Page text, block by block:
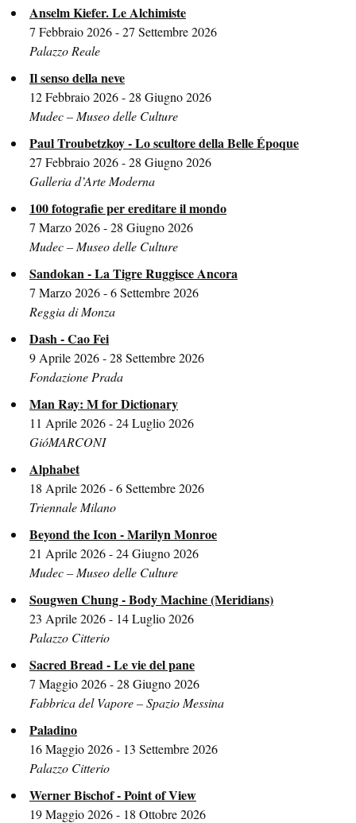
Anselm Kiefer. Le Alchimiste
7 Febbraio 2026 - 27 Settembre 2026
Palazzo Reale
Il senso della neve
12 Febbraio 2026 - 28 Giugno 2026
Mudec – Museo delle Culture
Paul Troubetzkoy - Lo scultore della Belle Époque
27 Febbraio 2026 - 28 Giugno 2026
Galleria d’Arte Moderna
100 fotografie per ereditare il mondo
7 Marzo 2026 - 28 Giugno 2026
Mudec – Museo delle Culture
Sandokan - La Tigre Ruggisce Ancora
7 Marzo 2026 - 6 Settembre 2026
Reggia di Monza
Dash - Cao Fei
9 Aprile 2026 - 28 Settembre 2026
Fondazione Prada
Man Ray: M for Dictionary
11 Aprile 2026 - 24 Luglio 2026
GióMARCONI
Alphabet
18 Aprile 2026 - 6 Settembre 2026
Triennale Milano
Beyond the Icon - Marilyn Monroe
21 Aprile 2026 - 24 Giugno 2026
Mudec – Museo delle Culture
Sougwen Chung - Body Machine (Meridians)
23 Aprile 2026 - 14 Luglio 2026
Palazzo Citterio
Sacred Bread - Le vie del pane
7 Maggio 2026 - 28 Giugno 2026
Fabbrica del Vapore – Spazio Messina
Paladino
16 Maggio 2026 - 13 Settembre 2026
Palazzo Citterio
Werner Bischof - Point of View
19 Maggio 2026 - 18 Ottobre 2026